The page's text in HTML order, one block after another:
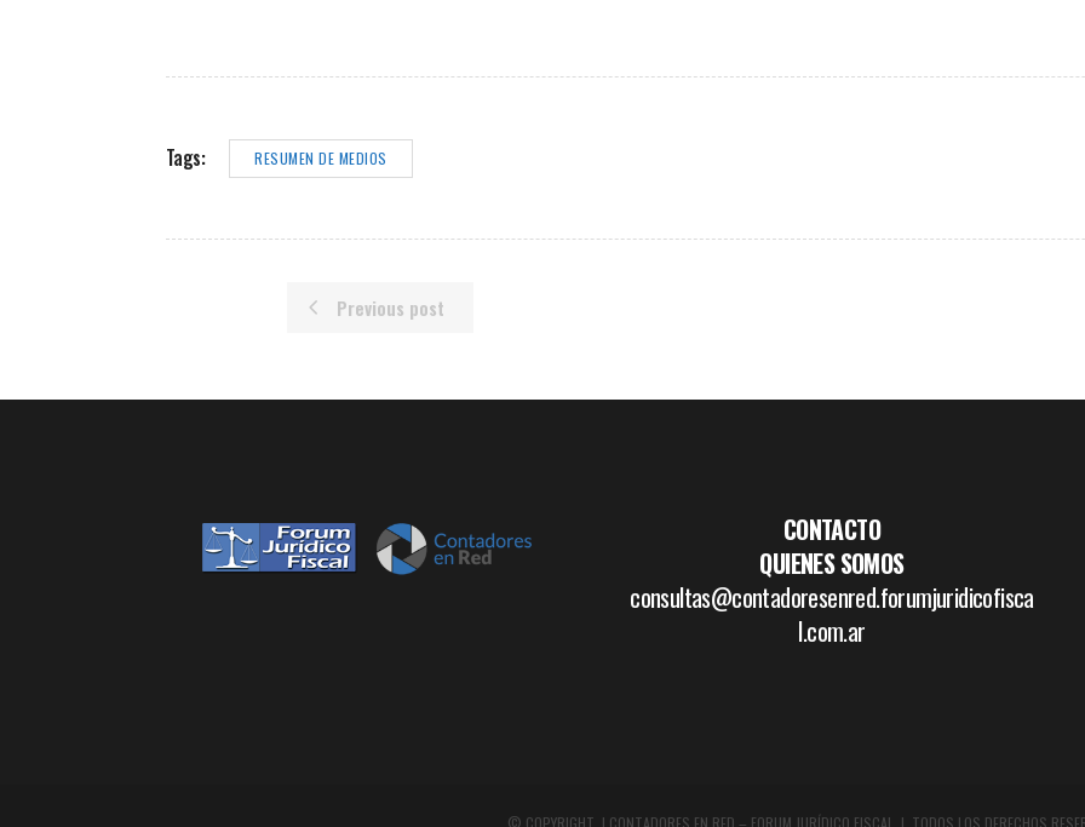
Tags: RESUMEN DE MEDIOS
Previous post
CONTACTO
QUIENES SOMOS
consultas@contadoresenred.forumjuridicofisca
l.com.ar
© COPYRIGHT | CONTADORES EN RED – FORUM JURÍDICO FISCAL | TODOS LOS DERECHOS